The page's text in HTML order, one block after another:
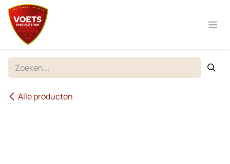
Overslaan naar inhoud
Alle producten